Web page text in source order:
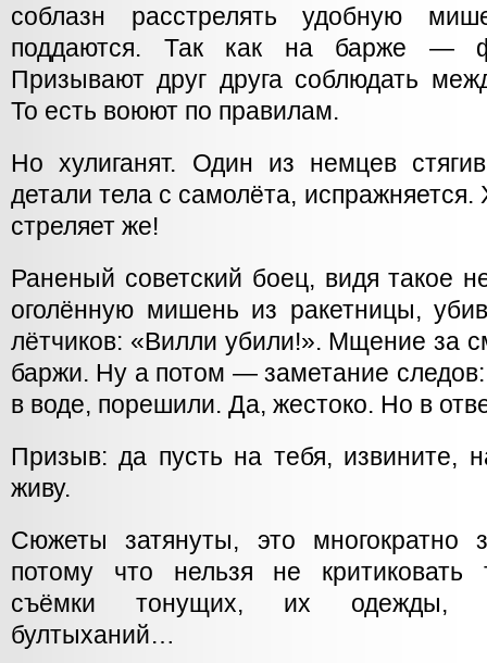
соблазн расстрелять удобную
поддаются. Так как на барже —
Призывают друг друга соблюдать
То есть воюют по правилам.
Но хулиганят. Один из немцев
детали тела с самолёта,
стреляет же!
Раненый советский боец, видя такое
оголённую мишень из ракетницы,
лётчиков: «Вилли убили!». Мщение за
баржи. Ну а потом — заметание
в воде, порешили. Да, жестоко. Но в
Призыв: да пусть на тебя, извините,
живу.
Сюжеты затянуты, это многократно
потому что нельзя не критиковать
съёмки тонущих, их одежды,
бултыханий…